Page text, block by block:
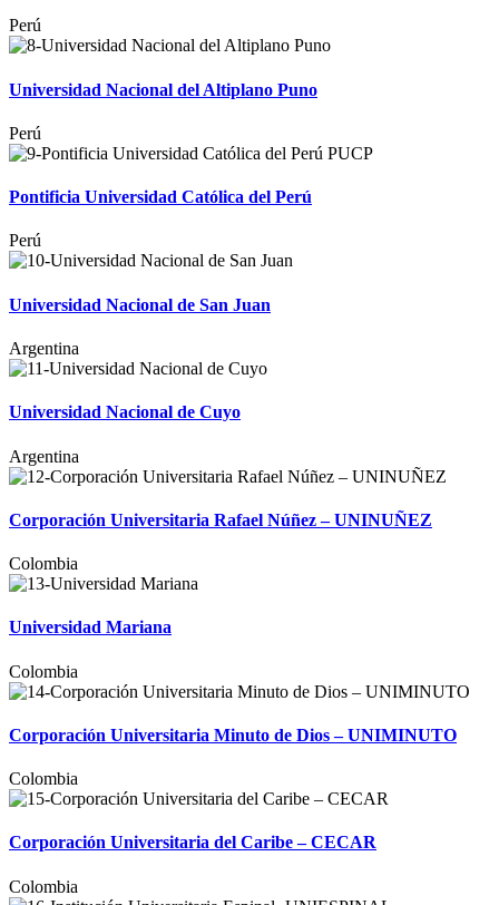
Perú
Universidad Nacional del Altiplano Puno
Perú
Pontificia Universidad Católica del Perú
Perú
Universidad Nacional de San Juan
Argentina
Universidad Nacional de Cuyo
Argentina
Corporación Universitaria Rafael Núñez – UNINUÑEZ
Colombia
Universidad Mariana
Colombia
Corporación Universitaria Minuto de Dios – UNIMINUTO
Colombia
Corporación Universitaria del Caribe – CECAR
Colombia